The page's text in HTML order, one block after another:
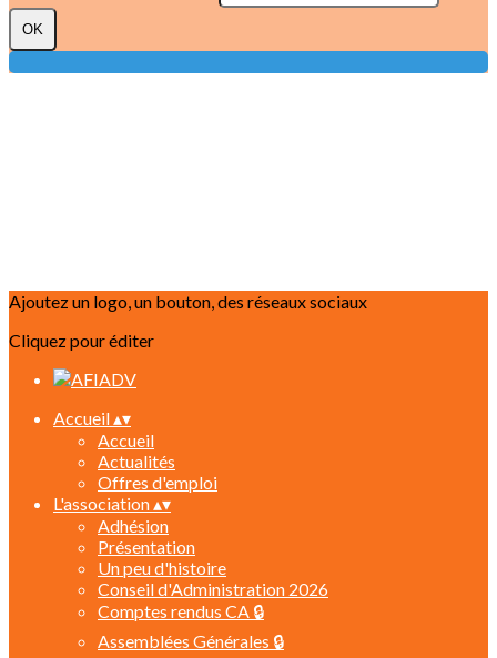
OK
Ajoutez un logo, un bouton, des réseaux sociaux
Cliquez pour éditer
Accueil▴▾
Accueil
Actualités
Offres d'emploi
L'association▴▾
Adhésion
Présentation
Un peu d'histoire
Conseil d'Administration 2026
Comptes rendus CA 🔒
Assemblées Générales 🔒